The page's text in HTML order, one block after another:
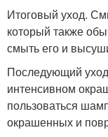
Итоговый уход.
который также
смыть его и
Последующий
интенсивном
пользоваться
окрашенных и